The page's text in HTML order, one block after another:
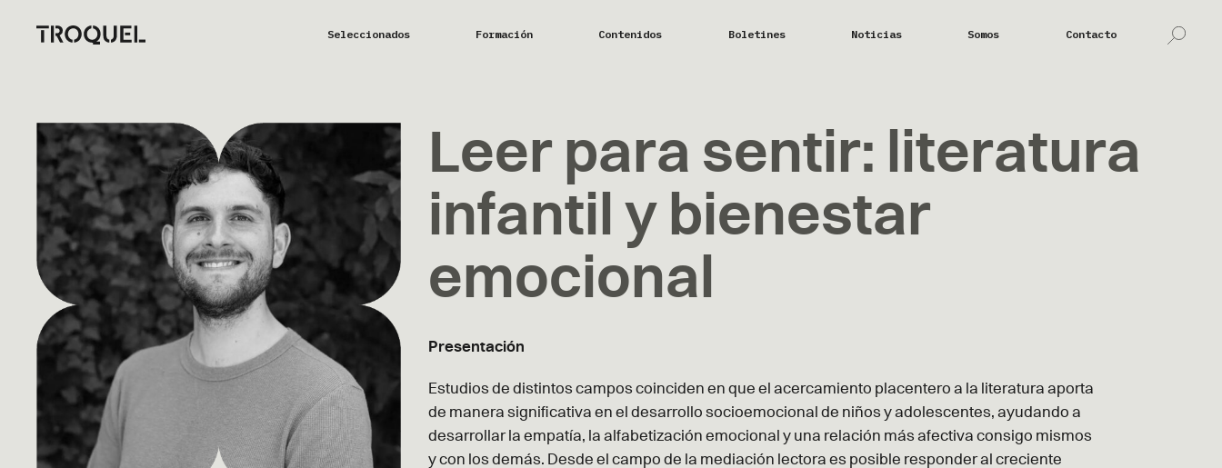
Seleccionados Formación Contenidos Boletines Noticias Somos Contacto
Leer para sentir: literatura
infantil y bienestar
emocional
Presentación
Estudios de distintos campos coinciden en que el acercamiento placentero a la literatura aporta
de manera significativa en el desarrollo socioemocional de niños y adolescentes, ayudando a
desarrollar la empatía, la alfabetización emocional y una relación más afectiva consigo mismos
y con los demás. Desde el campo de la mediación lectora es posible responder al creciente